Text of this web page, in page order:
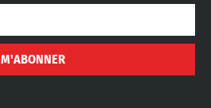
M'ABONNER